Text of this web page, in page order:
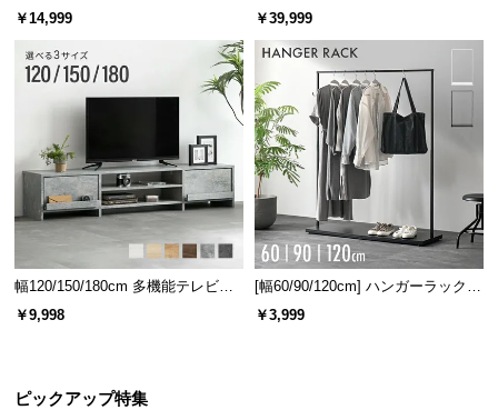
ベッド 8/12/16枚セット
￥14,999
ターテーブル 美しい格子デザイン
￥39,999
幅120/150/180cm 多機能テレビボ
ード 木目/石目調 オープン収納・
￥9,998
[幅60/90/120cm] ハンガーラック
スチール 4段階高さ調節 サイドフ
￥3,999
ピックアップ特集